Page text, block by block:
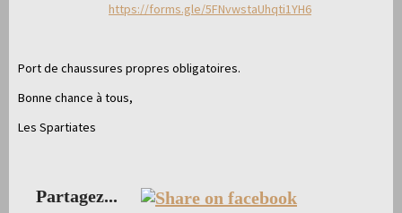
https://forms.gle/5FNvwstaUhqti1YH6
Port de chaussures propres obligatoires.
Bonne chance à tous,
Les Spartiates
Partagez...